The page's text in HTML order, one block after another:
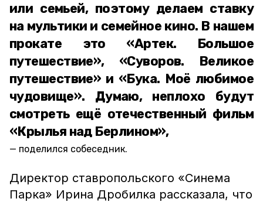
или семьей, поэтому делаем ставку
на мультики и семейное кино. В нашем
прокате это «Артек. Большое
путешествие», «Суворов. Великое
путешествие» и «Бука. Моё любимое
чудовище». Думаю, неплохо будут
смотреть ещё отечественный фильм
«Крылья над Берлином»,
поделился собеседник.
Директор ставропольского «Синема
Парка» Ирина Дробилка рассказала, что